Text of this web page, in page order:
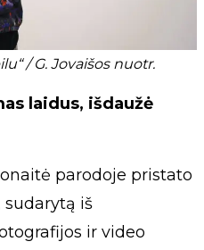
/ G. Jovaišos nuotr.
laidus, išdaužė
parodoje pristato
iš
ir video